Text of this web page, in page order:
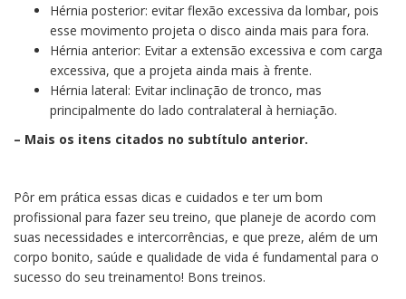
Hérnia posterior: evitar flexão excessiva da lombar, pois
esse movimento projeta o disco ainda mais para fora.
Hérnia anterior: Evitar a extensão excessiva e com carga
excessiva, que a projeta ainda mais à frente.
Hérnia lateral: Evitar inclinação de tronco, mas
principalmente do lado contralateral à herniação.
– Mais os itens citados no subtítulo anterior.
Pôr em prática essas dicas e cuidados e ter um bom
profissional para fazer seu treino, que planeje de acordo com
suas necessidades e intercorrências, e que preze, além de um
corpo bonito, saúde e qualidade de vida é fundamental para o
sucesso do seu treinamento! Bons treinos.